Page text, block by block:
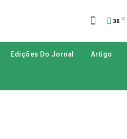
38 C
Edições Do Jornal Artigo